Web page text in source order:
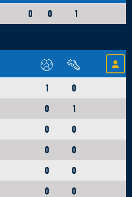
0 0 1
1
0
0
1
0
0
0
0
0
0
0
0